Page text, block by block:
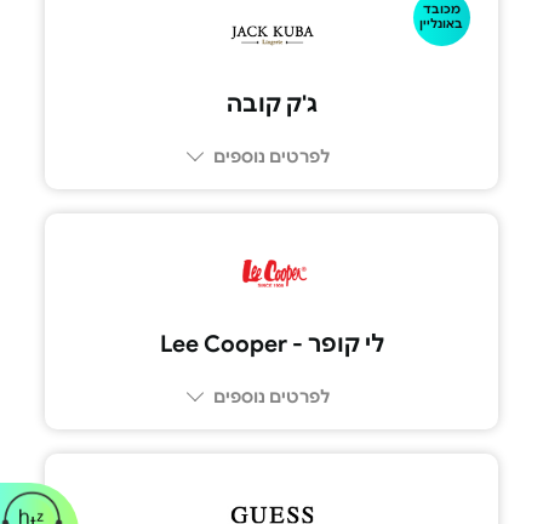
מכובד
באונליין
ג'ק קובה
לפרטים נוספים
לי קופר - Lee Cooper
לפרטים נוספים